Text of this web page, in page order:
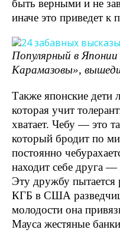
быть верными и не
иначе это приведет к
Популярный в
Карамазовы»,
Также японские дети
которая учит
хватает. Чебу — это
который бродит по
постоянно
находит себе друга
Эту дружбу
КГБ в США
молодости она
Мауса жестяные